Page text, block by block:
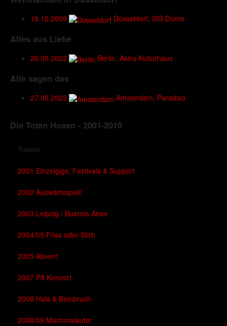
19.12.2009 Düsseldorf, ISS Dome
Alles aus Liebe
26.05.2022 Berlin, Astra Kulturhaus
Alle sagen das
27.05.2023 Amsterdam, Paradiso
Die Toten Hosen - 2001-2010
Touren
2001 Einzelgigs, Festivals & Support
2002 Auswärtsspiel!
2003 Leipzig / Buenos Aires
2004/05 Friss oder Stirb
2005 Abvent
2007 P8 Konzert
2008 Hals & Beinbruch
2008/09 Machmalauter